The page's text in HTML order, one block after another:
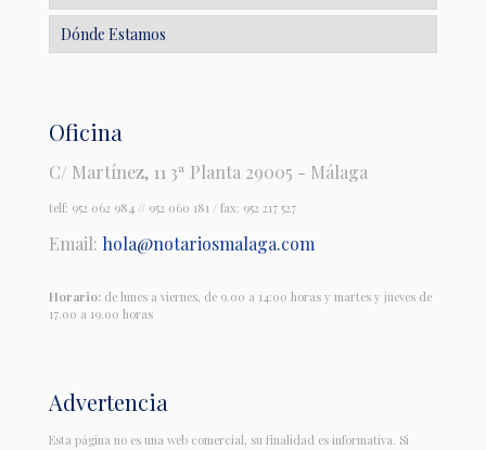
Dónde Estamos
Oficina
C/ Martínez, 11 3ª Planta 29005 - Málaga
telf: 952 062 984 // 952 060 181 / fax: 952 217 527
Email: hola@notariosmalaga.com
Horario: de lunes a viernes, de 9.00 a 14:00 horas y martes y jueves de
17.00 a 19.00 horas
Advertencia
Esta página no es una web comercial, su finalidad es informativa. Si